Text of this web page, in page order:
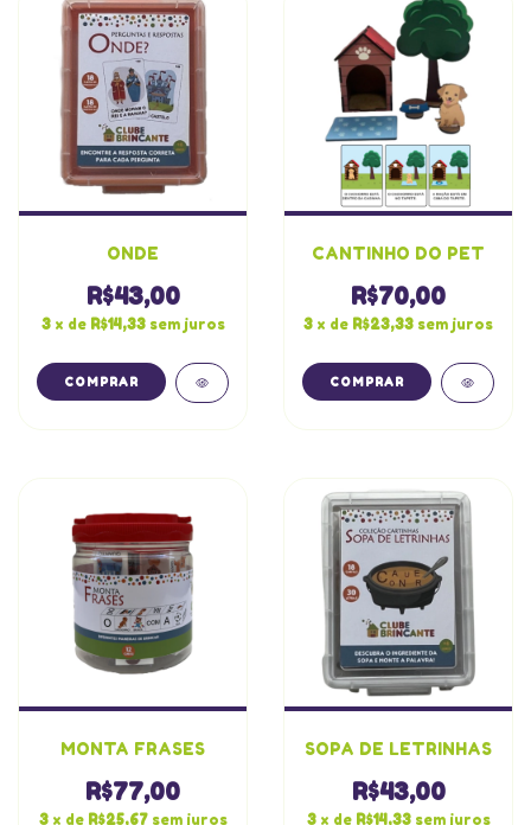
ONDE
R$43,00
3 x de R$14,33 sem juros
CANTINHO DO PET
R$70,00
3 x de R$23,33 sem juros
MONTA FRASES
R$77,00
3 x de R$25,67 sem juros
SOPA DE LETRINHAS
R$43,00
3 x de R$14,33 sem juros